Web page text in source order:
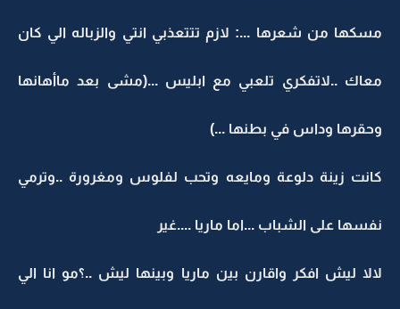
مسكها من شعرها ...: لازم تتتعذبي انتي والزباله الي كان
معاك ..لاتفكري تلعبي مع ابليس ...(مشى بعد ماأهانها
وحقرها وداس في بطنها ...)
كانت زينة دلوعة ومايعه وتحب لفلوس ومغرورة ..وترمي
نفسها على الشباب ...اما ماريا ....غير
لالا ليش افكر واقارن بين ماريا وبينها ليش ..؟مو انا الي